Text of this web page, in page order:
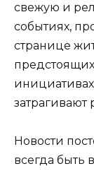
свежую и
событиях,
странице
Новости
всегда быть